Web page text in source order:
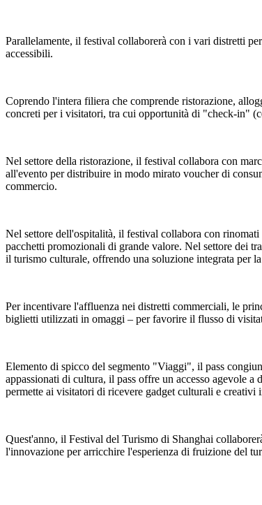
Parallelamente, il festival collaborerà con i vari distretti
accessibili.
Coprendo l'intera filiera che comprende ristorazione,
concreti per i visitatori, tra cui opportunità di "check-in"
Nel settore della ristorazione, il festival collabora con
all'evento per distribuire in modo mirato voucher di
commercio.
Nel settore dell'ospitalità, il festival collabora con
pacchetti promozionali di grande valore. Nel settore dei
il turismo culturale, offrendo una soluzione integrata per
Per incentivare l'affluenza nei distretti commerciali, le
biglietti utilizzati in omaggi – per favorire il flusso di
Elemento di spicco del segmento "Viaggi", il pass
appassionati di cultura, il pass offre un accesso agevole
permette ai visitatori di ricevere gadget culturali e
Quest'anno, il Festival del Turismo di Shanghai
l'innovazione per arricchire l'esperienza di fruizione del